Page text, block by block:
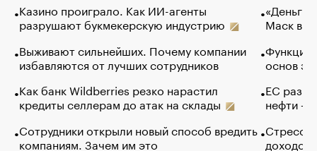
Казино проиграло. Как ИИ-агенты
разрушают букмекерскую индустрию
Выживают сильнейших. Почему компании
избавляются от лучших сотрудников
Как банк Wildberries резко нарастил
кредиты селлерам до атак на склады
Сотрудники открыли новый способ вредить
компаниям. Зачем им это
«Деньги
Маск в
Функции
основ
ЕС
нефти —
Стресс
доходов